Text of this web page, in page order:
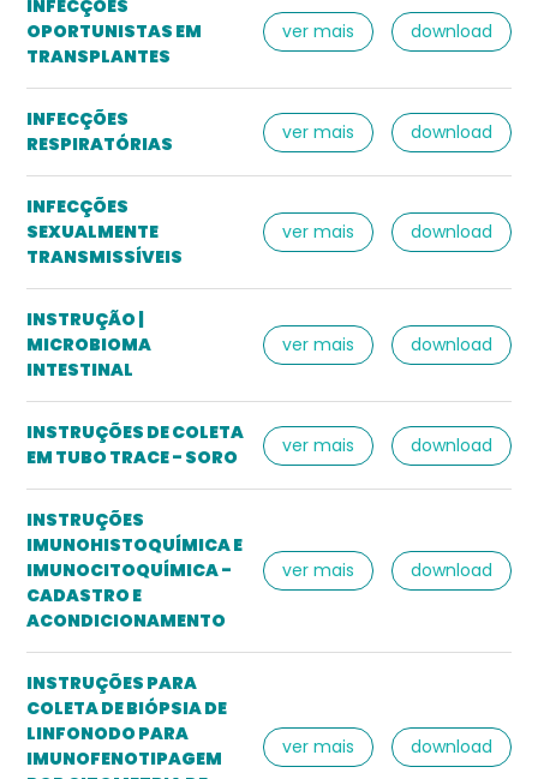
INFECÇÕES
OPORTUNISTAS EM
TRANSPLANTES
ver mais download
INFECÇÕES
RESPIRATÓRIAS
ver mais download
INFECÇÕES
SEXUALMENTE
TRANSMISSÍVEIS
ver mais download
INSTRUÇÃO |
MICROBIOMA
INTESTINAL
ver mais download
INSTRUÇÕES DE COLETA
EM TUBO TRACE - SORO
ver mais download
INSTRUÇÕES
IMUNOHISTOQUÍMICA E
IMUNOCITOQUÍMICA -
CADASTRO E
ACONDICIONAMENTO
ver mais download
INSTRUÇÕES PARA
COLETA DE BIÓPSIA DE
LINFONODO PARA
IMUNOFENOTIPAGEM
ver mais download